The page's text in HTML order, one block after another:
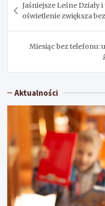
wpisu
Jaśniejsze Leśne Działy
oświetlenie zwiększa
Miesiąc bez telefonu:
Aktualności